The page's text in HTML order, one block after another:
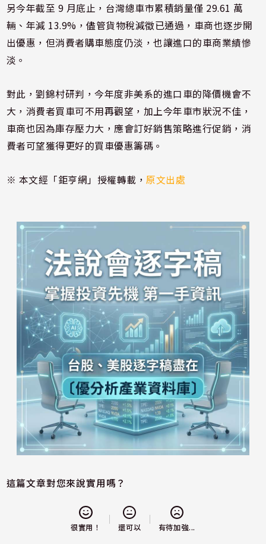
另今年截至 9 月底止，台灣總車市累積銷量僅 29.61 萬
輛、年減 13.9%，儘管貨物稅減徵已通過，車商也逐步開
出優惠，但消費者購車態度仍淡，也讓進口的車商業績慘
淡。
對此，劉錦村研判，今年度非美系的進口車的降價機會不
大，消費者買車可不用再觀望，加上今年車市狀況不佳，
車商也因為庫存壓力大，應會訂好銷售策略進行促銷，消
費者可望獲得更好的買車優惠籌碼。
※ 本文經「鉅亨網」授權轉載，原文出處
這篇文章對您來說實用嗎？
很實用！ 還可以 有待加強...